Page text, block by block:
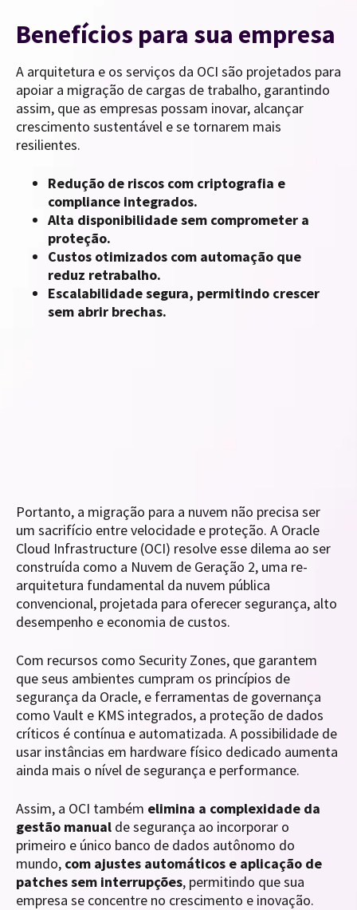
Benefícios para sua empresa
A arquitetura e os serviços da OCI são projetados para
apoiar a migração de cargas de trabalho, garantindo
assim, que as empresas possam inovar, alcançar
crescimento sustentável e se tornarem mais
resilientes.
Redução de riscos com criptografia e
compliance integrados.
Alta disponibilidade sem comprometer a
proteção.
Custos otimizados com automação que
reduz retrabalho.
Escalabilidade segura, permitindo crescer
sem abrir brechas.
Portanto, a migração para a nuvem não precisa ser
um sacrifício entre velocidade e proteção. A Oracle
Cloud Infrastructure (OCI) resolve esse dilema ao ser
construída como a Nuvem de Geração 2, uma re-
arquitetura fundamental da nuvem pública
convencional, projetada para oferecer segurança, alto
desempenho e economia de custos.
Com recursos como Security Zones, que garantem
que seus ambientes cumpram os princípios de
segurança da Oracle, e ferramentas de governança
como Vault e KMS integrados, a proteção de dados
críticos é contínua e automatizada. A possibilidade de
usar instâncias em hardware físico dedicado aumenta
ainda mais o nível de segurança e performance.
Assim, a OCI também elimina a complexidade da
gestão manual de segurança ao incorporar o
primeiro e único banco de dados autônomo do
mundo, com ajustes automáticos e aplicação de
patches sem interrupções, permitindo que sua
empresa se concentre no crescimento e inovação.